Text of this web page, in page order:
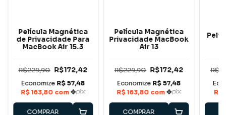
Película Magnética
de Privacidade Para
MacBook Air 15.3
R$229,90 R$172,42
COMPRAR
Película Magnética
Privacidade MacBook
Air 13
R$229,90 R$172,42
COMPRAR